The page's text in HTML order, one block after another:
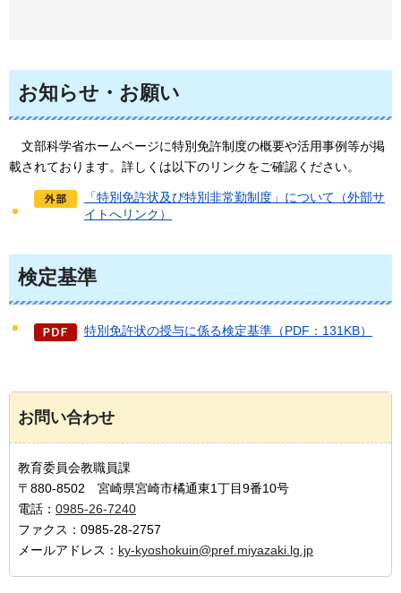
お知らせ・お願い
文部科学省ホームページに特別免許制度の概要や活用事例等が掲
載されております。詳しくは以下のリンクをご確認ください。
「特別免許状及び特別非常勤制度」について（外部サ
イトへリンク）
検定基準
特別免許状の授与に係る検定基準（PDF：131KB）
お問い合わせ
教育委員会教職員課
〒880-8502 宮崎県宮崎市橘通東1丁目9番10号
電話： 0985-26-7240
ファクス：0985-28-2757
メールアドレス： ky-kyoshokuin@pref.miyazaki.lg.jp